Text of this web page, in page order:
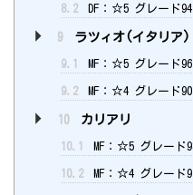
8.2 DF：☆5 グレード
9 ラツィオ(イタリア)
9.1 MF：☆5 グレード
9.2 MF：☆4 グレード
10 カリアリ
10.1 MF：☆5 グレード
10.2 MF：☆4 グレード